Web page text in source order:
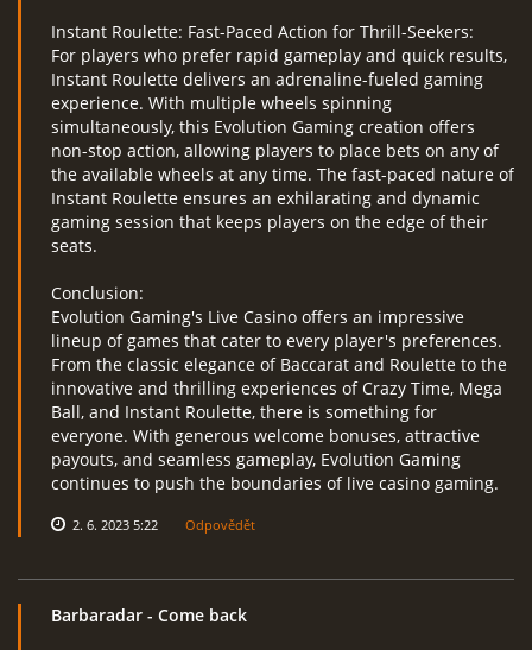
Instant Roulette: Fast-Paced Action for Thrill-Seekers:
For players who prefer rapid gameplay and quick results,
Instant Roulette delivers an adrenaline-fueled gaming
experience. With multiple wheels spinning
simultaneously, this Evolution Gaming creation offers
non-stop action, allowing players to place bets on any of
the available wheels at any time. The fast-paced nature of
Instant Roulette ensures an exhilarating and dynamic
gaming session that keeps players on the edge of their
seats.
Conclusion:
Evolution Gaming's Live Casino offers an impressive
lineup of games that cater to every player's preferences.
From the classic elegance of Baccarat and Roulette to the
innovative and thrilling experiences of Crazy Time, Mega
Ball, and Instant Roulette, there is something for
everyone. With generous welcome bonuses, attractive
payouts, and seamless gameplay, Evolution Gaming
continues to push the boundaries of live casino gaming.
2. 6. 2023 5:22 Odpovědět
Barbaradar - Come back